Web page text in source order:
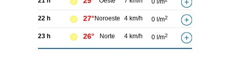
0 l/m
22 h 27° Noroeste 4 km/h 0 l/m2
23 h 26° Norte 4 km/h 0 l/m2